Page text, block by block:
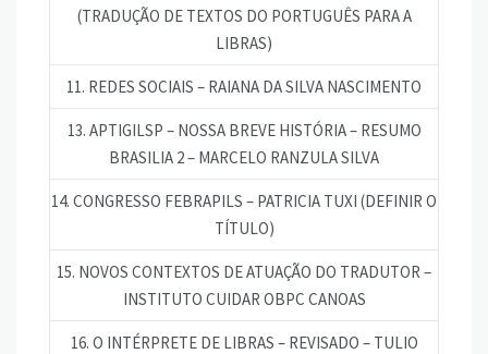
(TRADUÇÃO DE TEXTOS DO PORTUGUÊS PARA A
LIBRAS)
11. REDES SOCIAIS – RAIANA DA SILVA NASCIMENTO
13. APTIGILSP – NOSSA BREVE HISTÓRIA – RESUMO
BRASILIA 2 – MARCELO RANZULA SILVA
14. CONGRESSO FEBRAPILS – PATRICIA TUXI (DEFINIR O
TÍTULO)
15. NOVOS CONTEXTOS DE ATUAÇÃO DO TRADUTOR –
INSTITUTO CUIDAR OBPC CANOAS
16. O INTÉRPRETE DE LIBRAS – REVISADO – TULIO